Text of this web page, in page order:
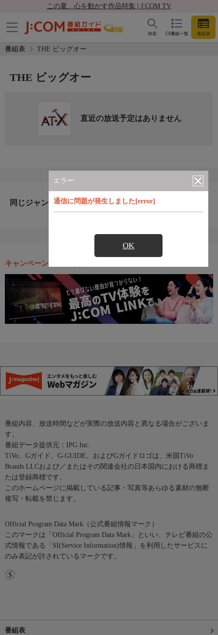
この夏、心を動かす作品特集 | J:COM TV
CS番組一覧 番組表
検索
番組表 THE ビッグオー
エラー
通信に問題が発生しました[error]
OK
THE ビッグオー
直近の放送予定はありません
同じジャンルのおすすめ番組
キャンペーン・お得な情報
番組内容、放送時間などが実際の放送内容と異なる場合がございま
す。
番組データ提供元：IPG Inc.
TiVo、Gガイド、G-GUIDE、およびGガイドロゴは、米国TiVo
Brands LLCおよび／またはその関連会社の日本国内における商標ま
たは登録商標です。
このホームページに掲載している記事・写真等あらゆる素材の無断
複写・転載を禁じます。
Official Program Data Mark（公式番組情報マーク）
このマークは「Official Program Data Mark」といい、テレビ番組の公
式情報である「SI(Service Information)情報」を利用したサービスに
のみ表記が許されているマークです。
番組表